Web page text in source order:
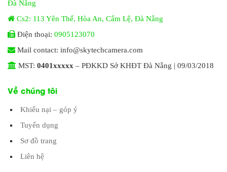
Đà Nẵng
Cs2: 113 Yên Thế, Hòa An, Cẩm Lệ, Đà Nẵng
Điện thoại: 0905123070
Mail contact: info@skytechcamera.com
MST: 0401xxxxx – PĐKKD Sở KHĐT Đà Nẵng | 09/03/2018
Về chúng tôi
Khiếu nại – góp ý
Tuyển dụng
Sơ đồ trang
Liên hệ